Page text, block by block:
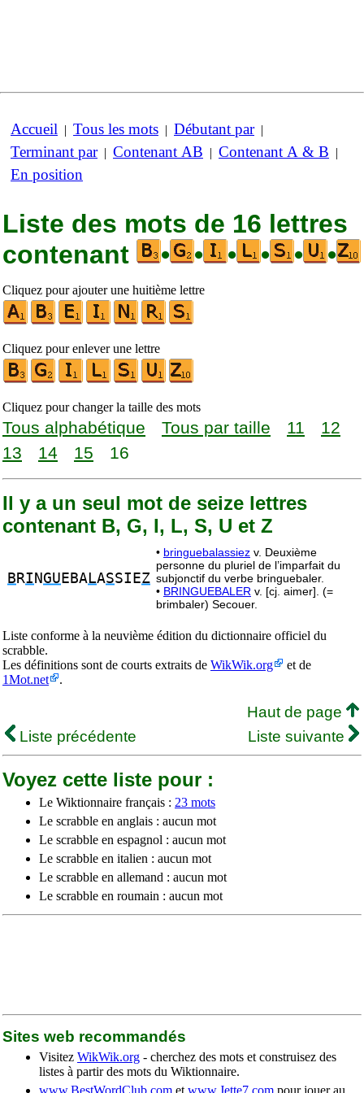
Accueil | Tous les mots | Débutant par|
Terminant par| Contenant AB | Contenant A & B |
En position
Liste des mots de 16 lettres
contenant
• • • • • •
Cliquez pour ajouter une huitième lettre
Cliquez pour enlever une lettre
Cliquez pour changer la taille des mots
Tous alphabétique Tous par taille 11
12
13
14 15 16
Il y a un seul mot de seize lettres
contenant B, G, I, L, S, U et Z
B RI NGU EBALASSIEZ
• bringuebalassiez v. Deuxième
personne du pluriel de l’imparfait du
subjonctif du verbe bringuebaler.
• BRINGUEBALER v. [cj. aimer]. (=
brimbaler) Secouer.
Liste conforme à la neuvième édition du dictionnaire officiel du
scrabble.
Les définitions sont de courts extraits de WikWik.org
et de
1Mot.net
.
Haut de page
Liste précédente
Liste suivante
Voyez cette liste pour :
Le Wiktionnaire français : 23 mots
Le scrabble en anglais : aucun mot
Le scrabble en espagnol : aucun mot
Le scrabble en italien : aucun mot
Le scrabble en allemand : aucun mot
Le scrabble en roumain : aucun mot
Sites web recommandés
Visitez WikWik.org - cherchez des mots et construisez des
listes à partir des mots du Wiktionnaire.
www.BestWordClub.com et www.Jette7.com pour jouer au